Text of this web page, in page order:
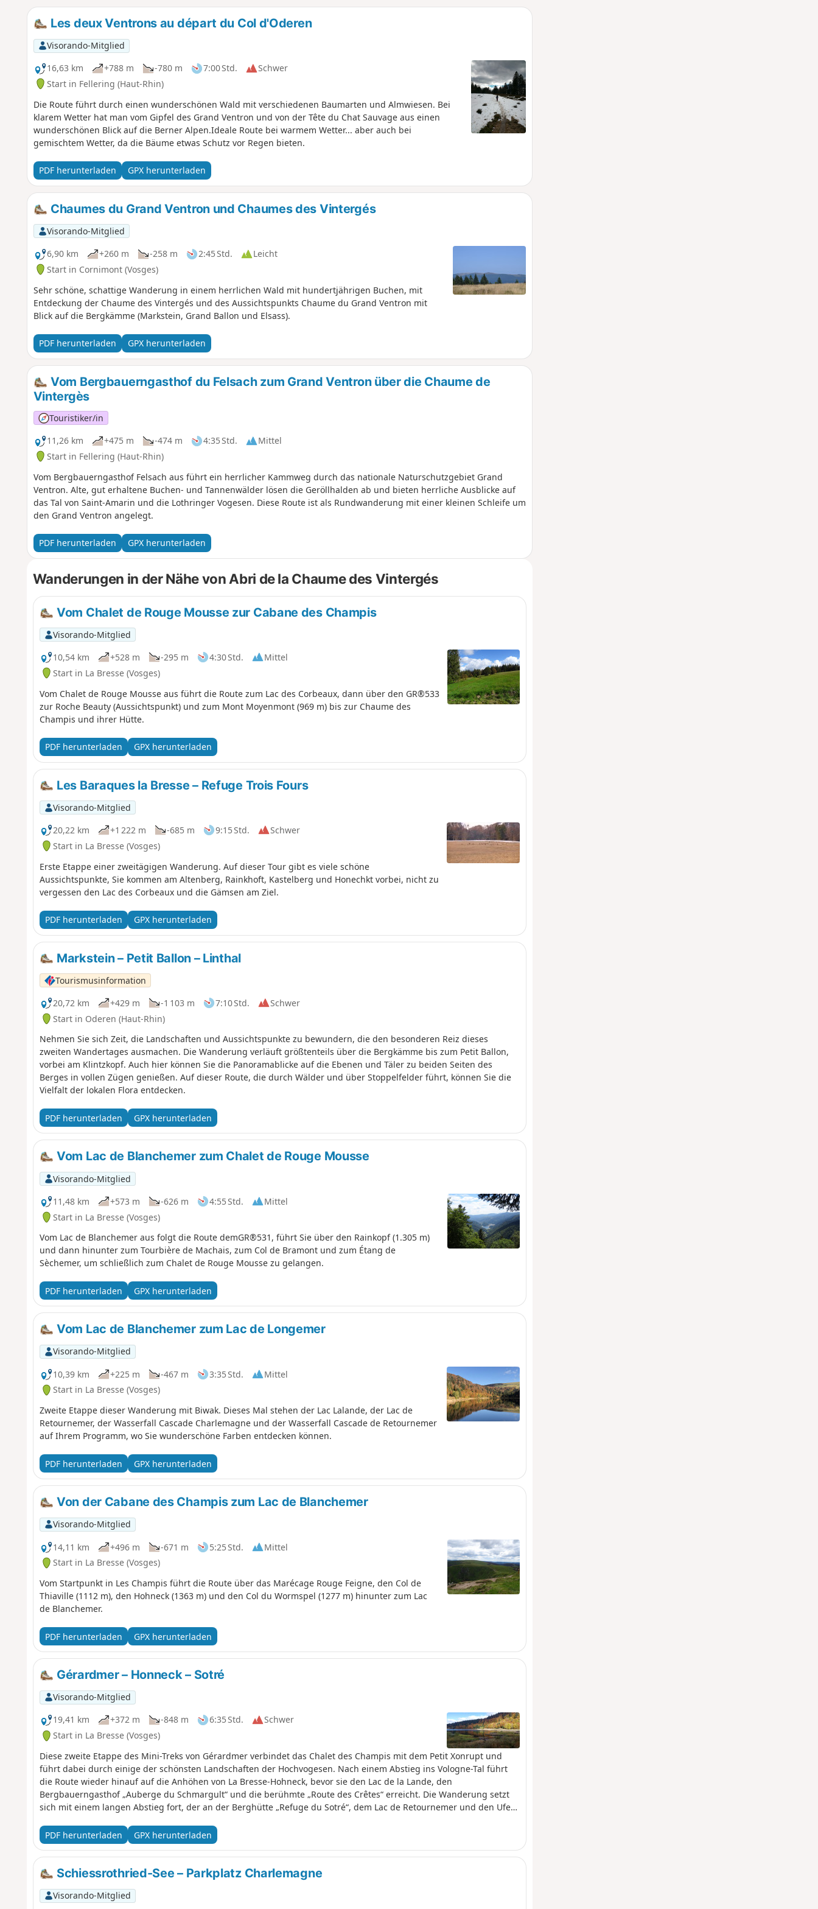
Les deux Ventrons au départ du Col d'Oderen
Visorando-Mitglied
16,63 km
+788 m -780 m 7:00 Std.
Schwer
Start in Fellering (Haut-Rhin)
Die Route führt durch einen wunderschönen Wald mit verschiedenen Baumarten und Almwiesen. Bei
klarem Wetter hat man vom Gipfel des Grand Ventron und von der Tête du Chat Sauvage aus einen
wunderschönen Blick auf die Berner Alpen.Ideale Route bei warmem Wetter... aber auch bei
gemischtem Wetter, da die Bäume etwas Schutz vor Regen bieten.
PDF herunterladen GPX herunterladen
Chaumes du Grand Ventron und Chaumes des Vintergés
Visorando-Mitglied
6,90 km
+260 m -258 m 2:45 Std.
Leicht
Start in Cornimont (Vosges)
Sehr schöne, schattige Wanderung in einem herrlichen Wald mit hundertjährigen Buchen, mit
Entdeckung der Chaume des Vintergés und des Aussichtspunkts Chaume du Grand Ventron mit
Blick auf die Bergkämme (Markstein, Grand Ballon und Elsass).
PDF herunterladen GPX herunterladen
Vom Bergbauerngasthof du Felsach zum Grand Ventron über die Chaume de
Vintergès
Touristiker/in
11,26 km
+475 m -474 m 4:35 Std.
Mittel
Start in Fellering (Haut-Rhin)
Vom Bergbauerngasthof Felsach aus führt ein herrlicher Kammweg durch das nationale Naturschutzgebiet Grand
Ventron. Alte, gut erhaltene Buchen- und Tannenwälder lösen die Geröllhalden ab und bieten herrliche Ausblicke auf
das Tal von Saint-Amarin und die Lothringer Vogesen. Diese Route ist als Rundwanderung mit einer kleinen Schleife um
den Grand Ventron angelegt.
PDF herunterladen GPX herunterladen
Wanderungen in der Nähe von Abri de la Chaume des Vintergés
Vom Chalet de Rouge Mousse zur Cabane des Champis
Visorando-Mitglied
10,54 km
+528 m -295 m 4:30 Std.
Mittel
Start in La Bresse (Vosges)
Vom Chalet de Rouge Mousse aus führt die Route zum Lac des Corbeaux, dann über den GR®533
zur Roche Beauty (Aussichtspunkt) und zum Mont Moyenmont (969 m) bis zur Chaume des
Champis und ihrer Hütte.
PDF herunterladen GPX herunterladen
Les Baraques la Bresse – Refuge Trois Fours
Visorando-Mitglied
20,22 km
+1 222 m -685 m 9:15 Std.
Schwer
Start in La Bresse (Vosges)
Erste Etappe einer zweitägigen Wanderung. Auf dieser Tour gibt es viele schöne
Aussichtspunkte, Sie kommen am Altenberg, Rainkhoft, Kastelberg und Honechkt vorbei, nicht zu
vergessen den Lac des Corbeaux und die Gämsen am Ziel.
PDF herunterladen GPX herunterladen
Markstein – Petit Ballon – Linthal
Tourismusinformation
20,72 km
+429 m -1 103 m 7:10 Std.
Schwer
Start in Oderen (Haut-Rhin)
Nehmen Sie sich Zeit, die Landschaften und Aussichtspunkte zu bewundern, die den besonderen Reiz dieses
zweiten Wandertages ausmachen. Die Wanderung verläuft größtenteils über die Bergkämme bis zum Petit Ballon,
vorbei am Klintzkopf. Auch hier können Sie die Panoramablicke auf die Ebenen und Täler zu beiden Seiten des
Berges in vollen Zügen genießen. Auf dieser Route, die durch Wälder und über Stoppelfelder führt, können Sie die
Vielfalt der lokalen Flora entdecken.
PDF herunterladen GPX herunterladen
Vom Lac de Blanchemer zum Chalet de Rouge Mousse
Visorando-Mitglied
11,48 km
+573 m -626 m 4:55 Std.
Mittel
Start in La Bresse (Vosges)
Vom Lac de Blanchemer aus folgt die Route demGR®531, führt Sie über den Rainkopf (1.305 m)
und dann hinunter zum Tourbière de Machais, zum Col de Bramont und zum Étang de
Sèchemer, um schließlich zum Chalet de Rouge Mousse zu gelangen.
PDF herunterladen GPX herunterladen
Vom Lac de Blanchemer zum Lac de Longemer
Visorando-Mitglied
10,39 km
+225 m -467 m 3:35 Std.
Mittel
Start in La Bresse (Vosges)
Zweite Etappe dieser Wanderung mit Biwak. Dieses Mal stehen der Lac Lalande, der Lac de
Retournemer, der Wasserfall Cascade Charlemagne und der Wasserfall Cascade de Retournemer
auf Ihrem Programm, wo Sie wunderschöne Farben entdecken können.
PDF herunterladen GPX herunterladen
Von der Cabane des Champis zum Lac de Blanchemer
Visorando-Mitglied
14,11 km
+496 m -671 m 5:25 Std.
Mittel
Start in La Bresse (Vosges)
Vom Startpunkt in Les Champis führt die Route über das Marécage Rouge Feigne, den Col de
Thiaville (1112 m), den Hohneck (1363 m) und den Col du Wormspel (1277 m) hinunter zum Lac
de Blanchemer.
PDF herunterladen GPX herunterladen
Gérardmer – Honneck – Sotré
Visorando-Mitglied
19,41 km
+372 m -848 m 6:35 Std.
Schwer
Start in La Bresse (Vosges)
Diese zweite Etappe des Mini-Treks von Gérardmer verbindet das Chalet des Champis mit dem Petit Xonrupt und
führt dabei durch einige der schönsten Landschaften der Hochvogesen. Nach einem Abstieg ins Vologne-Tal führt
die Route wieder hinauf auf die Anhöhen von La Bresse-Hohneck, bevor sie den Lac de la Lande, den
Bergbauerngasthof „Auberge du Schmargult“ und die berühmte „Route des Crêtes“ erreicht. Die Wanderung setzt
sich mit einem langen Abstieg fort, der an der Berghütte „Refuge du Sotré“, dem Lac de Retournemer und den Ufern
Etappe, die Wälder, hochgelegene Strohfelder, Gletscherseen und bemerkenswerte Panoramen miteinander
verbindet.
PDF herunterladen GPX herunterladen
Schiessrothried-See – Parkplatz Charlemagne
Visorando-Mitglied